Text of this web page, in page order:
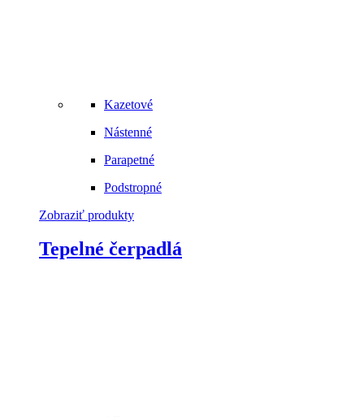
Kazetové
Nástenné
Parapetné
Podstropné
Zobraziť produkty
Tepelné čerpadlá